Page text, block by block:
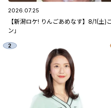
2026.07.25
【新潟ロケ! りんごあめなす】8/1(
ン」